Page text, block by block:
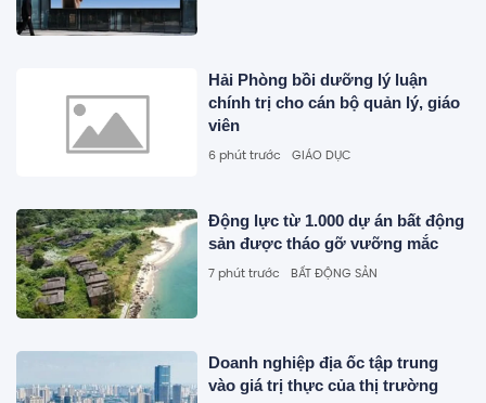
Hải Phòng bồi dưỡng lý luận
chính trị cho cán bộ quản lý, giáo
viên
6 phút trước GIÁO DỤC
Động lực từ 1.000 dự án bất động
sản được tháo gỡ vưỡng mắc
7 phút trước BẤT ĐỘNG SẢN
Doanh nghiệp địa ốc tập trung
vào giá trị thực của thị trường